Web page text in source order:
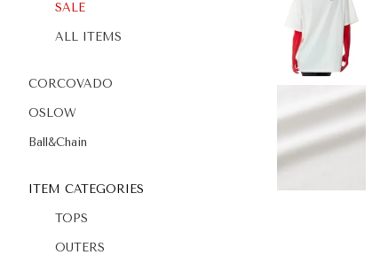
SALE
ALL ITEMS
CORCOVADO
OSLOW
Ball&Chain
ITEM CATEGORIES
TOPS
OUTERS